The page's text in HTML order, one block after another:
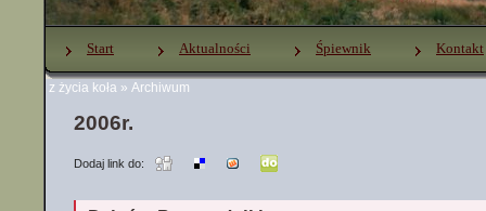
z życia koła » Archiwum
Start Aktualności Śpiewnik Kontakt
2006r.
Dodaj link do: